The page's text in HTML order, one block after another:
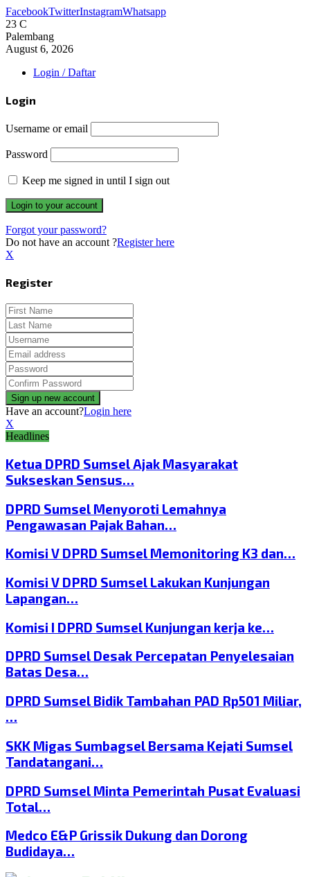
FacebookTwitterInstagramWhatsapp
23 C
Palembang
August 6, 2026
Login / Daftar
Login
Username or email
Password
Keep me signed in until I sign out
Forgot your password?
Do not have an account ?Register here
X
Register
Have an account?Login here
X
Headlines
Ketua DPRD Sumsel Ajak Masyarakat
Sukseskan Sensus…
DPRD Sumsel Menyoroti Lemahnya
Pengawasan Pajak Bahan…
Komisi V DPRD Sumsel Memonitoring K3 dan…
Komisi V DPRD Sumsel Lakukan Kunjungan
Lapangan…
Komisi I DPRD Sumsel Kunjungan kerja ke…
DPRD Sumsel Desak Percepatan Penyelesaian
Batas Desa…
DPRD Sumsel Bidik Tambahan PAD Rp501 Miliar,
…
SKK Migas Sumbagsel Bersama Kejati Sumsel
Tandatangani…
DPRD Sumsel Minta Pemerintah Pusat Evaluasi
Total…
Medco E&P Grissik Dukung dan Dorong
Budidaya…